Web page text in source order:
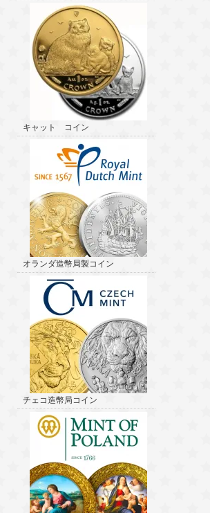
キャット コイン
オランダ造幣局製コイン
チェコ造幣局コイン